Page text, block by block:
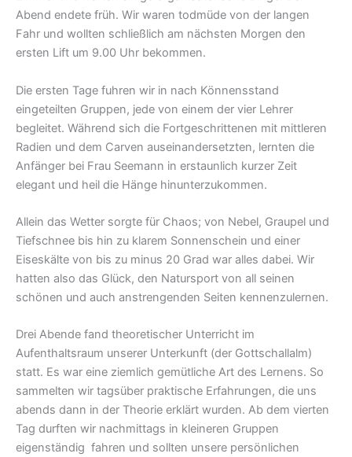
Abend endete früh. Wir waren todmüde von der langen
Fahr und wollten schließlich am nächsten Morgen den
ersten Lift um 9.00 Uhr bekommen.
Die ersten Tage fuhren wir in nach Könnensstand
eingeteilten Gruppen, jede von einem der vier Lehrer
begleitet. Während sich die Fortgeschrittenen mit mittleren
Radien und dem Carven auseinandersetzten, lernten die
Anfänger bei Frau Seemann in erstaunlich kurzer Zeit
elegant und heil die Hänge hinunterzukommen.
Allein das Wetter sorgte für Chaos; von Nebel, Graupel und
Tiefschnee bis hin zu klarem Sonnenschein und einer
Eiseskälte von bis zu minus 20 Grad war alles dabei. Wir
hatten also das Glück, den Natursport von all seinen
schönen und auch anstrengenden Seiten kennenzulernen.
Drei Abende fand theoretischer Unterricht im
Aufenthaltsraum unserer Unterkunft (der Gottschallalm)
statt. Es war eine ziemlich gemütliche Art des Lernens. So
sammelten wir tagsüber praktische Erfahrungen, die uns
abends dann in der Theorie erklärt wurden. Ab dem vierten
Tag durften wir nachmittags in kleineren Gruppen
eigenständig fahren und sollten unsere persönlichen